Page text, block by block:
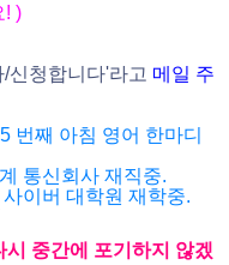
! )
/신청합니다'라고 메일 주
번째 아침 영어 한마디
통신회사 재직중.
사이버 대학원 재학중.
시 중간에 포기하지 않겠